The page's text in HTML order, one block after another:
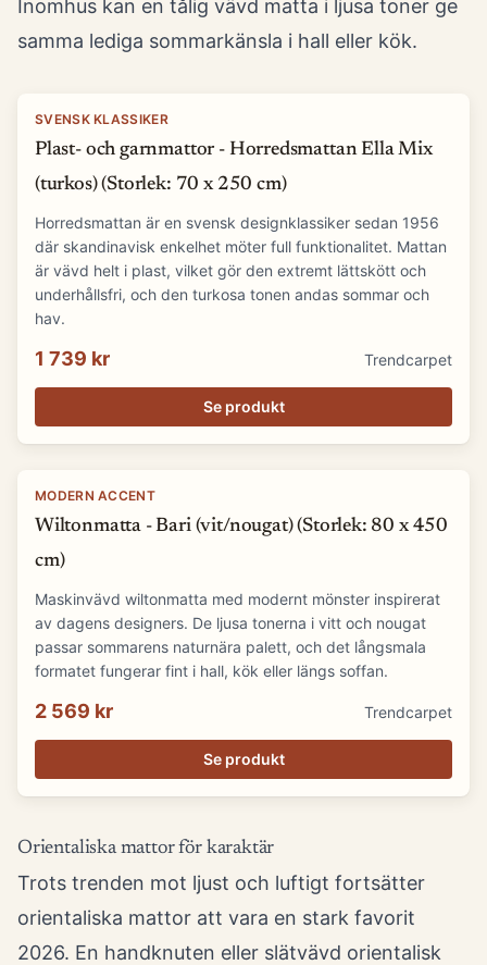
Inomhus kan en tålig vävd matta i ljusa toner ge
samma lediga sommarkänsla i hall eller kök.
SVENSK KLASSIKER
Plast- och garnmattor - Horredsmattan Ella Mix
(turkos) (Storlek: 70 x 250 cm)
Horredsmattan är en svensk designklassiker sedan 1956
där skandinavisk enkelhet möter full funktionalitet. Mattan
är vävd helt i plast, vilket gör den extremt lättskött och
underhållsfri, och den turkosa tonen andas sommar och
hav.
1 739 kr Trendcarpet
Se produkt
MODERN ACCENT
Wiltonmatta - Bari (vit/nougat) (Storlek: 80 x 450
cm)
Maskinvävd wiltonmatta med modernt mönster inspirerat
av dagens designers. De ljusa tonerna i vitt och nougat
passar sommarens naturnära palett, och det långsmala
formatet fungerar fint i hall, kök eller längs soffan.
2 569 kr Trendcarpet
Se produkt
Orientaliska mattor för karaktär
Trots trenden mot ljust och luftigt fortsätter
orientaliska mattor att vara en stark favorit
2026. En handknuten eller slätvävd orientalisk